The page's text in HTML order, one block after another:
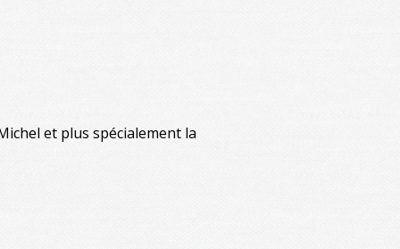
et plus spécialement la